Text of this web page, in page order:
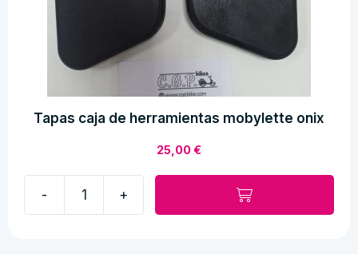
Tapas caja de herramientas mobylette onix
25,00€
- +